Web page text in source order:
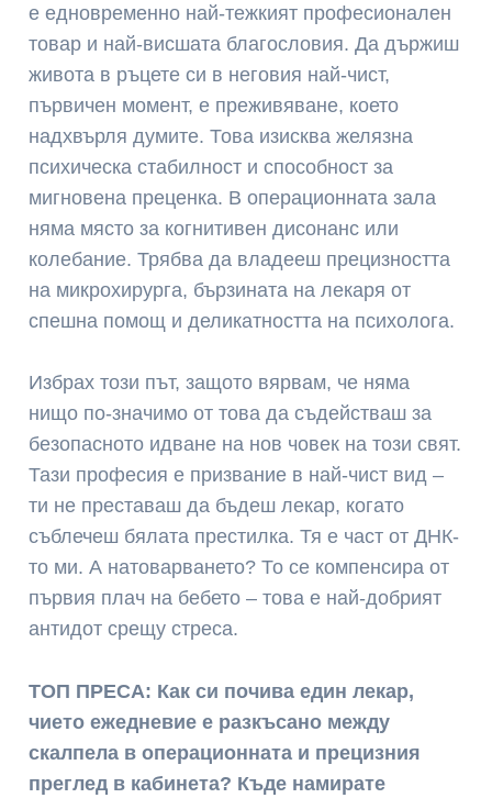
е едновременно най-тежкият професионален
товар и най-висшата благословия. Да държиш
живота в ръцете си в неговия най-чист,
първичен момент, е преживяване, което
надхвърля думите. Това изисква желязна
психическа стабилност и способност за
мигновена преценка. В операционната зала
няма място за когнитивен дисонанс или
колебание. Трябва да владееш прецизността
на микрохирурга, бързината на лекаря от
спешна помощ и деликатността на психолога.
Избрах този път, защото вярвам, че няма
нищо по-значимо от това да съдействаш за
безопасното идване на нов човек на този свят.
Тази професия е призвание в най-чист вид –
ти не преставаш да бъдеш лекар, когато
съблечеш бялата престилка. Тя е част от ДНК-
то ми. А натоварването? То се компенсира от
първия плач на бебето – това е най-добрият
антидот срещу стреса.
ТОП ПРЕСА: Как си почива един лекар,
чието ежедневие е разкъсано между
скалпела в операционната и прецизния
преглед в кабинета? Къде намирате